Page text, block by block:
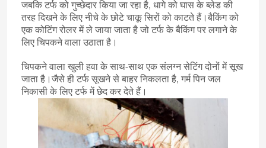
घर
उत्पादों
जबकि टर्फ को गुच्छेदार किया जा रहा है, धागे को घास के ब्लेड की
तरह दिखने के लिए नीचे के छोटे चाकू सिरों को काटते हैं।बैकिंग को
एक कोटिंग रोलर में ले जाया जाता है जो टर्फ के बैकिंग पर लगाने के
लिए चिपकने वाला उठाता है।
चिपकने वाला खुली हवा के साथ-साथ एक संलग्न सेटिंग दोनों में सूख
जाता है।जैसे ही टर्फ सूखने से बाहर निकलता है, गर्म पिन जल
निकासी के लिए टर्फ में छेद कर देते हैं।